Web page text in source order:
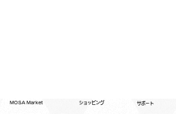
MOSA Market ショッピング サポート